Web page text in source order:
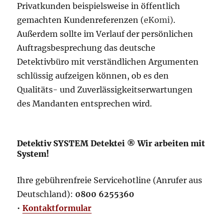
Privatkunden beispielsweise in öffentlich
gemachten Kundenreferenzen (eKomi).
Außerdem sollte im Verlauf der persönlichen
Auftragsbesprechung das deutsche
Detektivbüro mit verständlichen Argumenten
schlüssig aufzeigen können, ob es den
Qualitäts- und Zuverlässigkeitserwartungen
des Mandanten entsprechen wird.
Detektiv SYSTEM Detektei ® Wir arbeiten mit
System!
Ihre gebührenfreie Servicehotline (Anrufer aus
Deutschland): 0800 6255360
•Kontaktformular